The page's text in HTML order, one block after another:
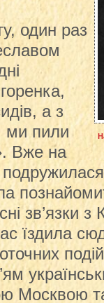
один раз
а з
ми пили
Вже на
зв’язки
їздила
Москвою